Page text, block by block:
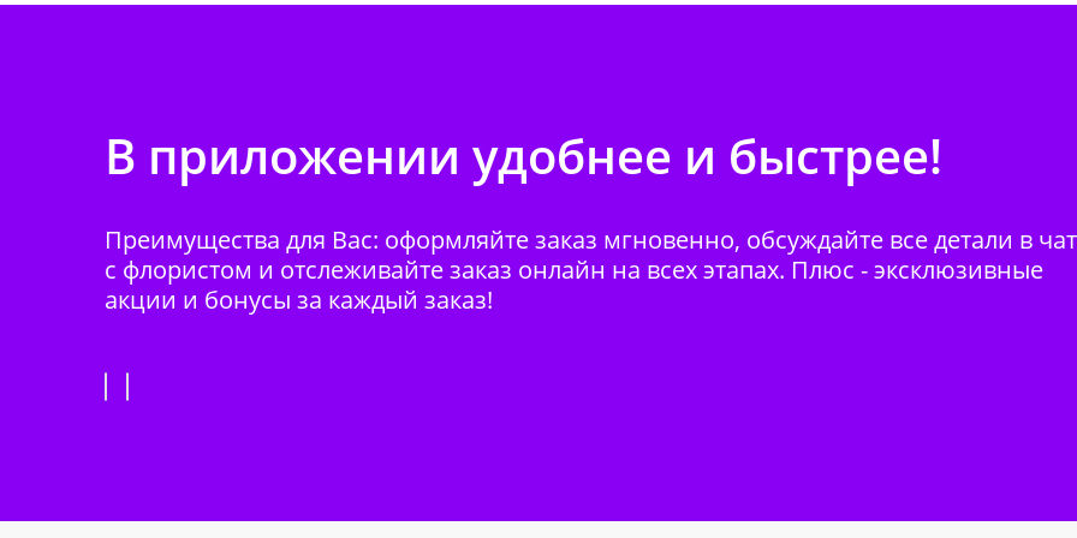
В приложении удобнее и быстрее!
Преимущества для Вас: оформляйте заказ мгновенно, обсуждайте все детали в
с флористом и отслеживайте заказ онлайн на всех этапах. Плюс - эксклюзивные
акции и бонусы за каждый заказ!